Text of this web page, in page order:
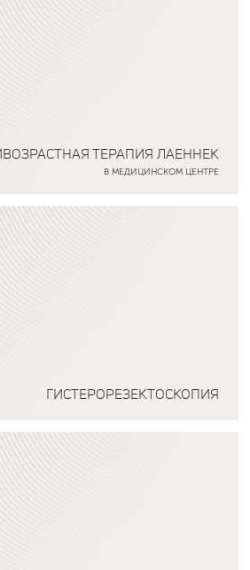
ТЕРАПИЯ ЛАЕННЕК
В МЕДИЦИНСКОМ ЦЕНТРЕ
ГИСТЕРОРЕЗЕКТОСКОПИЯ